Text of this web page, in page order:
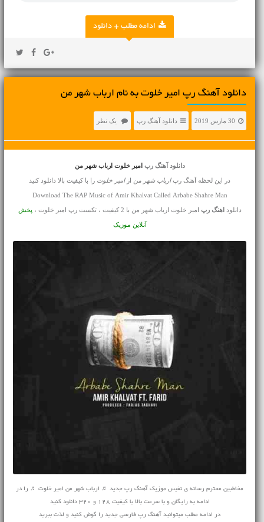
ادامه مطلب + دانلود
دانلود آهنگ رپ امیر خلوت به نام ارباب شهر من
30 مارس 2019 دانلود آهنگ رپ یک نظر
دانلود آهنگ رپ امیر خلوت ارباب شهر من
در این لحظه آهنگ رپارباب شهر من ازامیر خلوت را با کیفیت بالا دانلود کنید
Download The RAP Music of Amir Khalvat Called Arbabe Shahre Man
دانلود اهنگ رپ امیر خلوت ارباب شهر من با 2 کیفیت ، تکست رپ امیر خلوت ، پخش
آنلاین موزیک
مخاطبین محترم رسانه ی نفیس موزیک آهنگ رپ جدید ♬ ارباب شهر من امیر خلوت ♬ را در
ادامه به رایگان و با سرعت بالا با کیفیت 128 و 320 دانلود کنید
در ادامه مطلب میتوانید آهنگرپ فارسی جدید را گوش کنید و لذت ببرید